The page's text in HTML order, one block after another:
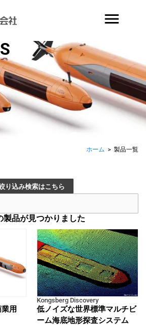
ホーム > 製品一覧
り込み検索はこちら
製品が見つかりました
用
Kongsberg Discovery
低ノイズな世界標準マルチビ
ーム海底地形探査システム